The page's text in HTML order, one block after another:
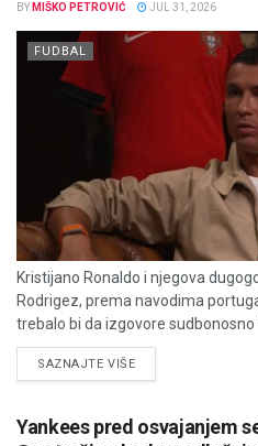
BY MIŠKO PETROVIĆ JUL 31, 2026
FUDBAL
Kristijano Ronaldo i njegova
Rodrigez, prema navodima
trebalo bi da izgovore sudbonosno
SAZNAJTE VIŠEDETAILS
Yankees pred osvajanjem